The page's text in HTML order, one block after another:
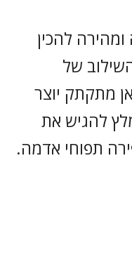
להכין
של
מתקתק יוצר
להגיש את
תפוחי אדמה.